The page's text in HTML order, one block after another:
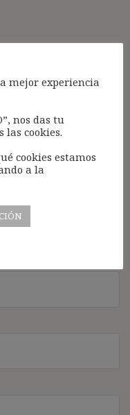
será publicada.
con*
mejor experiencia
nos das tu
cookies.
cookies estamos
a la